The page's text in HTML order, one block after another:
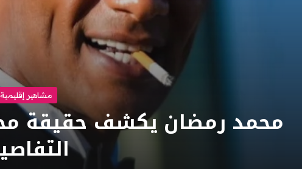
مشاهير إقليمية
محمد رمضان يكشف حقيقة